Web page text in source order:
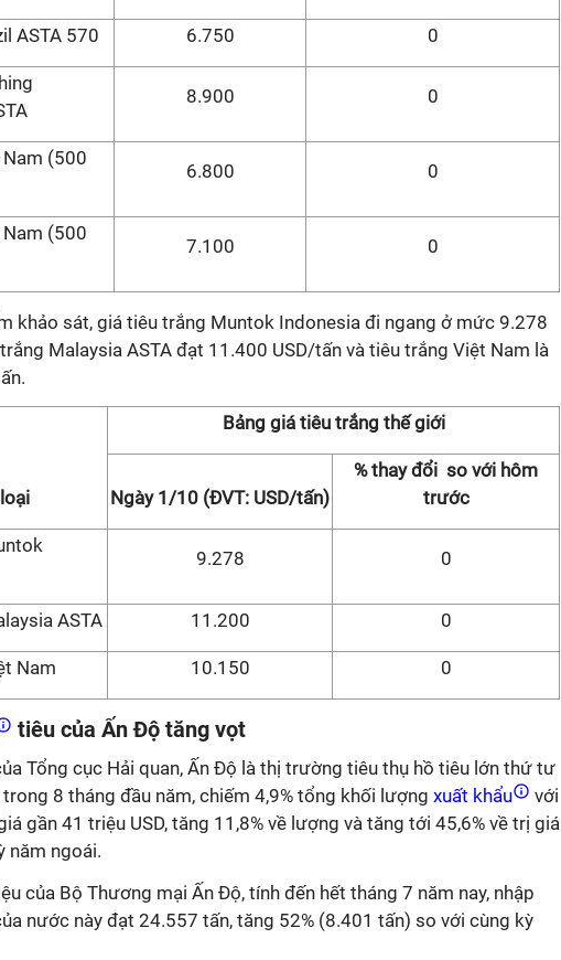
ASTA 570 6.750 0
8.900 0
(500
6.800 0
(500
7.100 0
khảo sát, giá tiêu trắng Muntok Indonesia đi ngang ở mức 9.278
Malaysia ASTA đạt 11.400 USD/tấn và tiêu trắng Việt Nam là
Bảng giá tiêu trắng thế giới
Ngày 1/10 (ĐVT: USD/tấn)
% thay đổi so với hôm
trước
9.278 0
ASTA 11.200 0
Nam 10.150 0
tiêu của Ấn Độ tăng vọt
Tổng cục Hải quan, Ấn Độ là thị trường tiêu thụ hồ tiêu lớn thứ tư
8 tháng đầu năm, chiếm 4,9% tổng khối lượng xuất khẩu
với
gần 41 triệu USD, tăng 11,8% về lượng và tăng tới 45,6% về trị giá
năm ngoái.
của Bộ Thương mại Ấn Độ, tính đến hết tháng 7 năm nay, nhập
nước này đạt 24.557 tấn, tăng 52% (8.401 tấn) so với cùng kỳ